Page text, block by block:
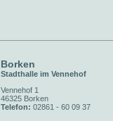
Borken
Stadthalle im Vennehof
Vennehof 1
46325 Borken
Telefon: 02861 - 60 09 37